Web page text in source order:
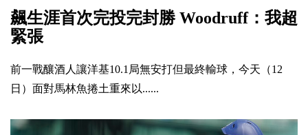
飆生涯首次完投完封勝 Woodruff：我超
緊張
前一戰釀酒人讓洋基10.1局無安打但最終輸球，今天（12
日）面對馬林魚捲土重來以......